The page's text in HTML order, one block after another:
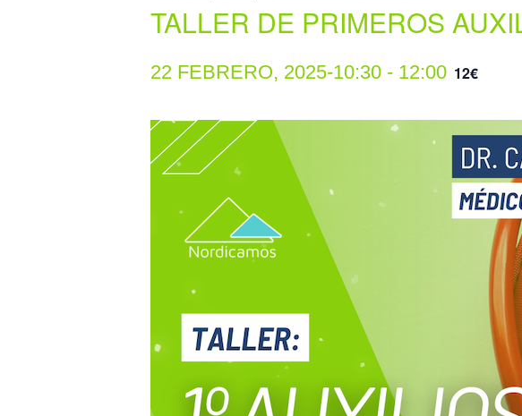
TALLER DE PRIMEROS
22 FEBRERO, 2025-10:30 - 12:00 12€